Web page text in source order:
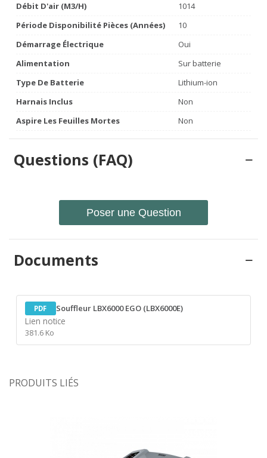
Débit D'air (m3/h)
1014
Période Disponibilité Pièces (années)
10
Démarrage Électrique
Oui
Alimentation
Sur batterie
Type De Batterie
Lithium-ion
Harnais Inclus
Non
Aspire Les Feuilles Mortes
Non
Questions (FAQ)
Poser une Question
Documents
PDF Souffleur LBX6000 EGO (LBX6000E)
Lien notice
381.6 Ko
PRODUITS LIÉS